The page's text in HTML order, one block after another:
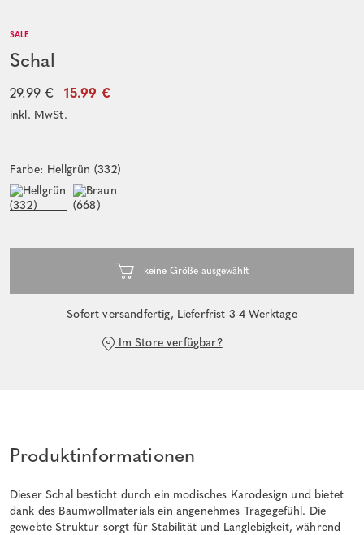
SALE
Schal
29.99 € 15.99 €
inkl. MwSt.
Farbe: Hellgrün (332)
Sofort versandfertig, Lieferfrist 3-4 Werktage
Im Store verfügbar?
Produktinformationen
Dieser Schal besticht durch ein modisches Karodesign und bietet
dank des Baumwollmaterials ein angenehmes Tragegefühl. Die
gewebte Struktur sorgt für Stabilität und Langlebigkeit, während